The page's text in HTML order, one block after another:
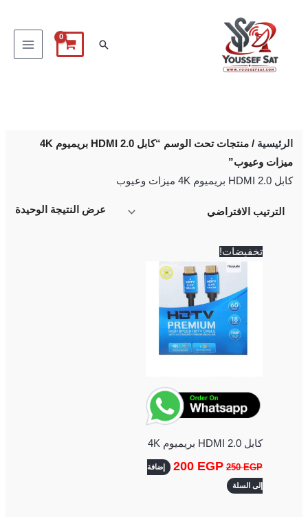
البحث
الرئيسية
/ منتجات تحت الوسم “كابل HDMI 2.0 بريميوم 4K
ميزات وعيوب”
كابل HDMI 2.0 بريميوم 4K ميزات وعيوب
عرض النتيجة الوحيدة
تخفيضات!
كابل HDMI 2.0 بريميوم 4K
250EGP
السعر
الأصلي
هو:
250 EGP.
200 EGP
هو:
200 EGP.
إضافة
إلى السلة